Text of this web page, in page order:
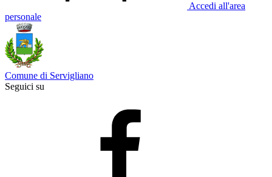
Accedi all'area
personale
Comune di Servigliano
Seguici su